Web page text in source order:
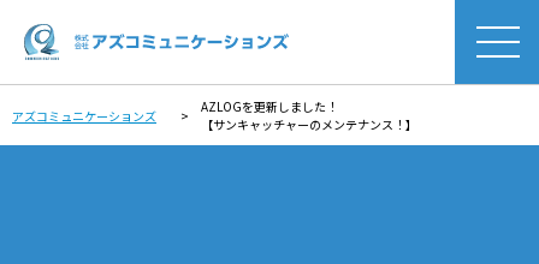
アズコミュニケーションズ >
AZLOGを更新しました！
【サンキャッチャーのメンテナンス！】